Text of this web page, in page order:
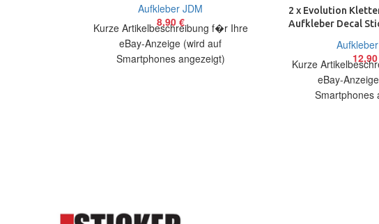
Aufkleber JDM
8,90 €
Kurze Artikelbeschreibung f�r Ihre
eBay-Anzeige (wird auf
Smartphones angezeigt)
2 x Evolution
Aufkleber Decal
12,90
Kurze
eBay-
Smartphones